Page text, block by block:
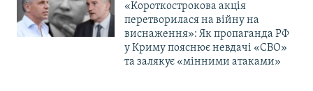
«Короткострокова акція
перетворилася на війну на
виснаження»: Як пропаганда РФ
у Криму пояснює невдачі «СВО»
та залякує «мінними атаками»